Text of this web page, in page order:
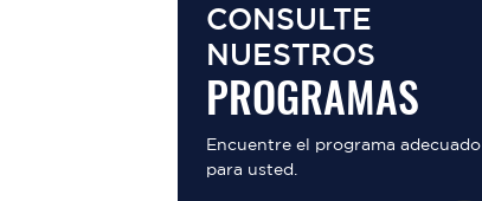
CONSULTE
NUESTROS
PROGRAMAS
Encuentre el programa adecuado
para usted.